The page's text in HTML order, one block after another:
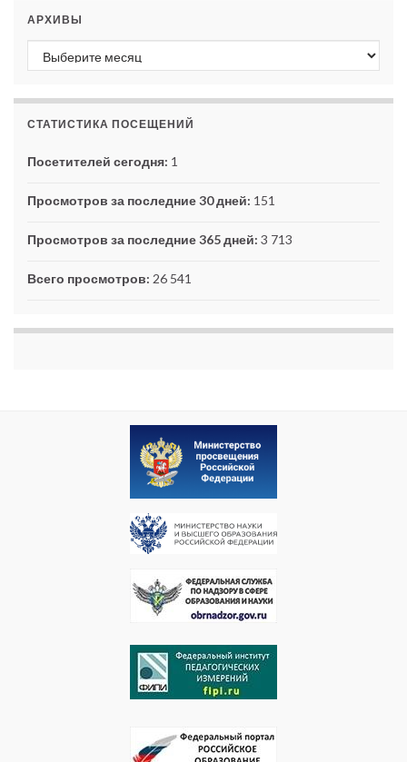
АРХИВЫ
Архивы
СТАТИСТИКА ПОСЕЩЕНИЙ
Посетителей сегодня: 1
Просмотров за последние 30 дней: 151
Просмотров за последние 365 дней: 3 713
Всего просмотров: 26 541